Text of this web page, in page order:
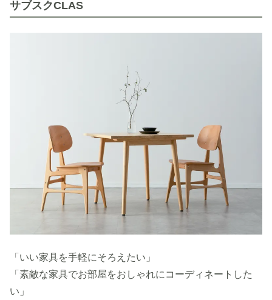
サブスクCLAS
「いい家具を手軽にそろえたい」
「素敵な家具でお部屋をおしゃれにコーディネートした
い」